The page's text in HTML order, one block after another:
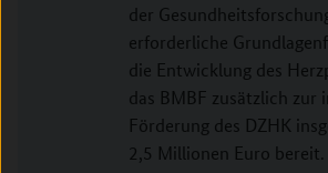
der
erforderliche
die Entwicklung des
das BMBF zusätzlich zur
Förderung des DZHK
2,5 Millionen Euro bereit.